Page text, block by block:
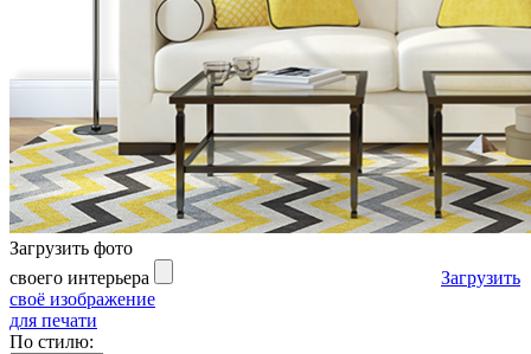
Загрузить фото
своего интерьера
Загрузить
своё изображение
для печати
По стилю: